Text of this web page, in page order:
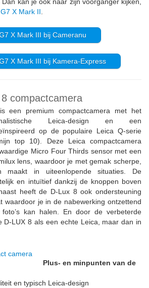
X Mark II
X Mark III bij Cameranu
X Mark III bij Kamera-Express
compactcamera
een premium compactcamera met het
Leica-design en een
op de populaire Leica Q-serie
top 10). Deze Leica compactcamera
Micro Four Thirds sensor met een
lens, waardoor je met gemak scherpe,
maakt in uiteenlopende situaties. De
en intuïtief dankzij de knoppen boven
heeft de D-Lux 8 ook ondersteuning
waardoor je in de nabewerking ontzettend
kan halen. En door de verbeterde
D‑LUX 8 als een echte Leica, maar dan in
Plus- en minpunten van de
en typisch Leica-design